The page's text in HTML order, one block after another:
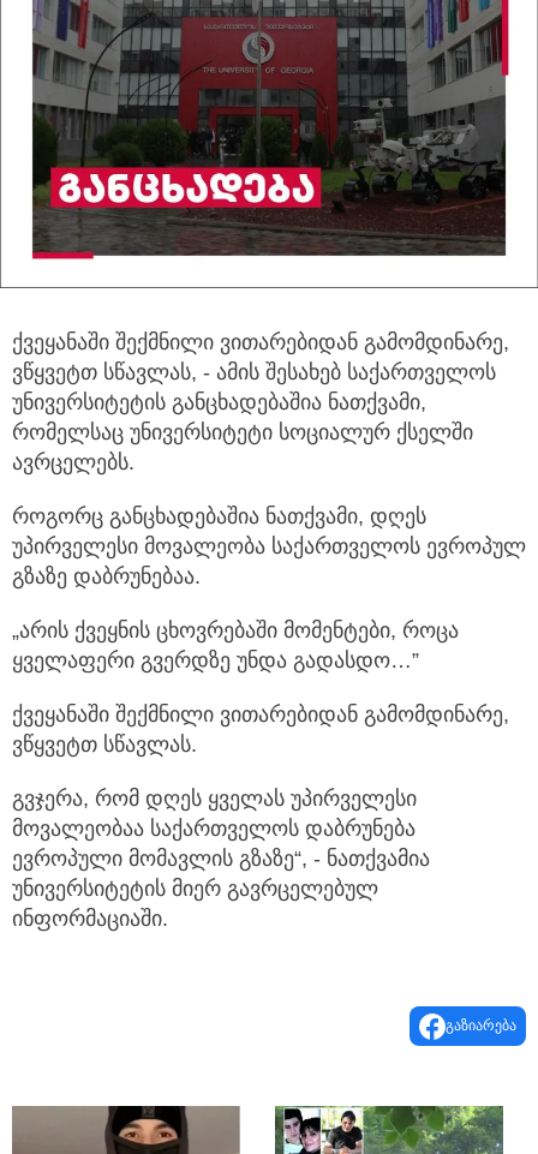
ქვეყანაში შექმნილი ვითარებიდან გამომდინარე,
ვწყვეტთ სწავლას, - ამის შესახებ საქართველოს
უნივერსიტეტის განცხადებაშია ნათქვამი,
რომელსაც უნივერსიტეტი სოციალურ ქსელში
ავრცელებს.
როგორც განცხადებაშია ნათქვამი, დღეს
უპირველესი მოვალეობა საქართველოს ევროპულ
გზაზე დაბრუნებაა.
„არის ქვეყნის ცხოვრებაში მომენტები, როცა
ყველაფერი გვერდზე უნდა გადასდო…”
ქვეყანაში შექმნილი ვითარებიდან გამომდინარე,
ვწყვეტთ სწავლას.
გვჯერა, რომ დღეს ყველას უპირველესი
მოვალეობაა საქართველოს დაბრუნება
ევროპული მომავლის გზაზე“, - ნათქვამია
უნივერსიტეტის მიერ გავრცელებულ
ინფორმაციაში.
გაზიარება